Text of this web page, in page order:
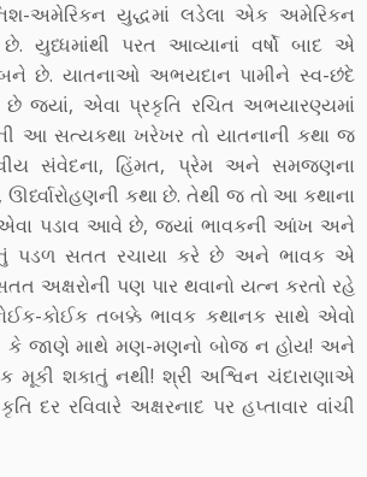
અમેરિકન યુદ્ધમાં લડેલા એક અમેરિકન
યુધ્ધમાંથી પરત આવ્યાનાં વર્ષો બાદ એ
બને છે. યાતનાઓ અભયદાન પામીને સ્વ-છંદે
છે જ્યાં, એવા પ્રકૃતિ રચિત અભયારણ્યમાં
આ સત્યકથા ખરેખર તો યાતનાની કથા જ
સંવેદના, હિંમત, પ્રેમ અને સમજણના
કથા છે. તેથી જ તો આ કથાના
પડાવ આવે છે, જ્યાં ભાવકની આંખ અને
પડળ સતત રચાયા કરે છે અને ભાવક એ
અક્ષરોની પણ પાર થવાનો યત્ન કરતો રહે
કોઈક તબક્કે ભાવક કથાનક સાથે એવો
જાણે માથે મણ-મણનો બોજ ન હોય! અને
મૂકી શકાતું નથી! શ્રી અશ્વિન ચંદારાણાએ
દર રવિવારે અક્ષરનાદ પર હપ્તાવાર વાંચી